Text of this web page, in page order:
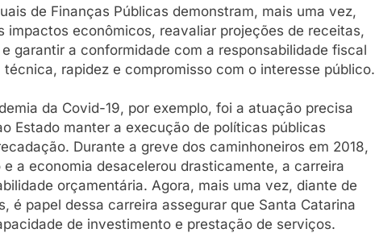
de Finanças Públicas demonstram, mais uma vez,
econômicos, reavaliar projeções de receitas,
garantir a conformidade com a responsabilidade fiscal
rapidez e compromisso com o interesse público.
da Covid-19, por exemplo, foi a atuação precisa
Estado manter a execução de políticas públicas
Durante a greve dos caminhoneiros em 2018,
a economia desacelerou drasticamente, a carreira
orçamentária. Agora, mais uma vez, diante de
é papel dessa carreira assegurar que Santa Catarina
de investimento e prestação de serviços.